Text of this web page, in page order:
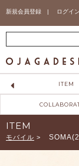
新規会員登録 | ログ
ITEM
ITEM
モバイル >